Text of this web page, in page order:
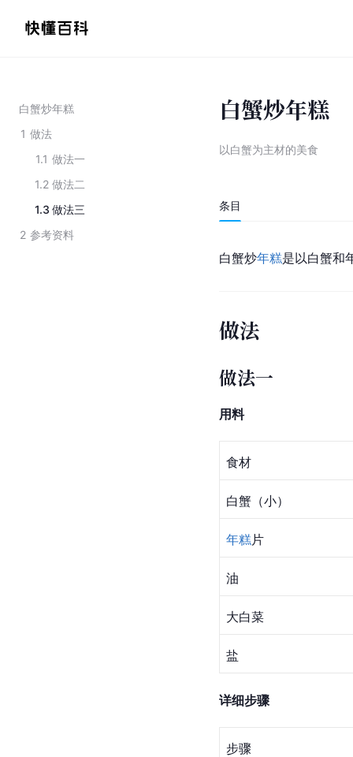
白蟹炒年糕
1 做法
1.1 做法一
1.2 做法二
1.3 做法三
2 参考资料
白蟹炒年糕
以白蟹为主材的美食
条目
白蟹炒年糕是以白蟹和
做法
做法一
用料
食材
白蟹（小）
年糕片
油
大白菜
盐
详细步骤
步骤